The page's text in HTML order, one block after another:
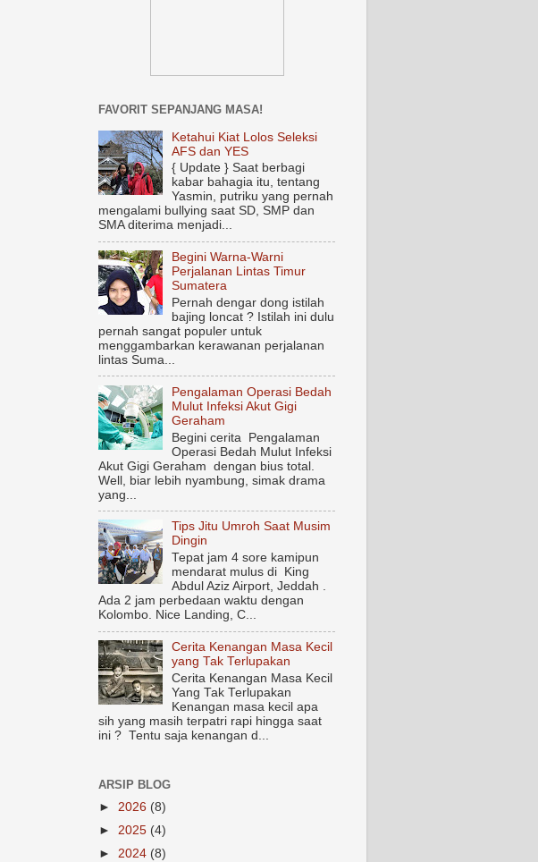
FAVORIT SEPANJANG MASA!
Ketahui Kiat Lolos Seleksi
AFS dan YES
{ Update } Saat berbagi
kabar bahagia itu, tentang
Yasmin, putriku yang pernah
mengalami bullying saat SD, SMP dan
SMA diterima menjadi...
Begini Warna-Warni
Perjalanan Lintas Timur
Sumatera
Pernah dengar dong istilah
bajing loncat ? Istilah ini dulu
pernah sangat populer untuk
menggambarkan kerawanan perjalanan
lintas Suma...
Pengalaman Operasi Bedah
Mulut Infeksi Akut Gigi
Geraham
Begini cerita Pengalaman
Operasi Bedah Mulut Infeksi
Akut Gigi Geraham dengan bius total.
Well, biar lebih nyambung, simak drama
yang...
Tips Jitu Umroh Saat Musim
Dingin
Tepat jam 4 sore kamipun
mendarat mulus di King
Abdul Aziz Airport, Jeddah .
Ada 2 jam perbedaan waktu dengan
Kolombo. Nice Landing, C...
Cerita Kenangan Masa Kecil
yang Tak Terlupakan
Cerita Kenangan Masa Kecil
Yang Tak Terlupakan
Kenangan masa kecil apa
sih yang masih terpatri rapi hingga saat
ini ? Tentu saja kenangan d...
ARSIP BLOG
► 2026 (8)
► 2025 (4)
► 2024 (8)